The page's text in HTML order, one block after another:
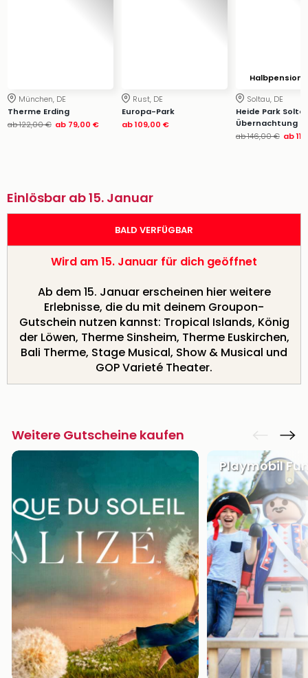
München, DE
Therme Erding
ab122,00 € ab 79,00 €
Rust, DE
Europa-Park
ab109,00 €
Halbpension
Soltau, DE
Heide Park
Übernachtung
ab146,00 € ab
Einlösbar ab 15. Januar
BALD VERFÜGBAR
Wird am 15. Januar für dich geöffnet
Ab dem 15. Januar erscheinen hier weitere
Erlebnisse, die du mit deinem Groupon-
Gutschein nutzen kannst: Tropical Islands, König
der Löwen, Therme Sinsheim, Therme Euskirchen,
Bali Therme, Stage Musical, Show & Musical und
GOP Varieté Theater.
Weitere Gutscheine kaufen
Playmobil